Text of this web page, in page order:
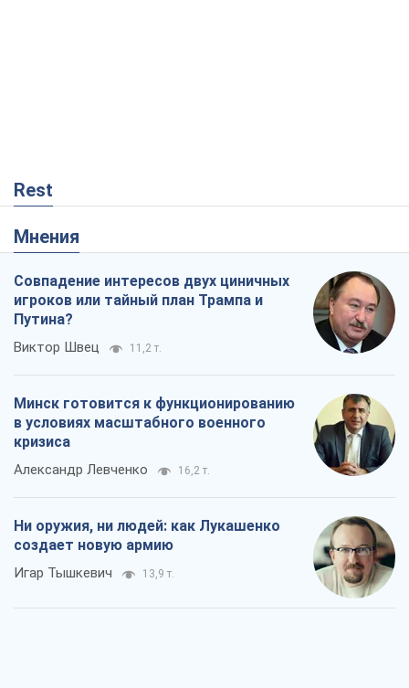
Rest
Мнения
Совпадение интересов двух циничных
игроков или тайный план Трампа и
Путина?
Виктор Швец 11,2 т.
Минск готовится к функционированию
в условиях масштабного военного
кризиса
Александр Левченко 16,2 т.
Ни оружия, ни людей: как Лукашенко
создает новую армию
Игар Тышкевич 13,9 т.